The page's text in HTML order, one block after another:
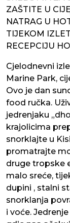
ZAŠTITE U
NATRAG U
TIJEKOM
RECEPCIJU
Cjelodnevni
Marine Park,
Ovo je dan
food ručka.
jedrenjaku
krajolicima
snorklajte u
promatrajte
druge tropske
malo sreće,
dupini , stalni
snorklanja
i voće.